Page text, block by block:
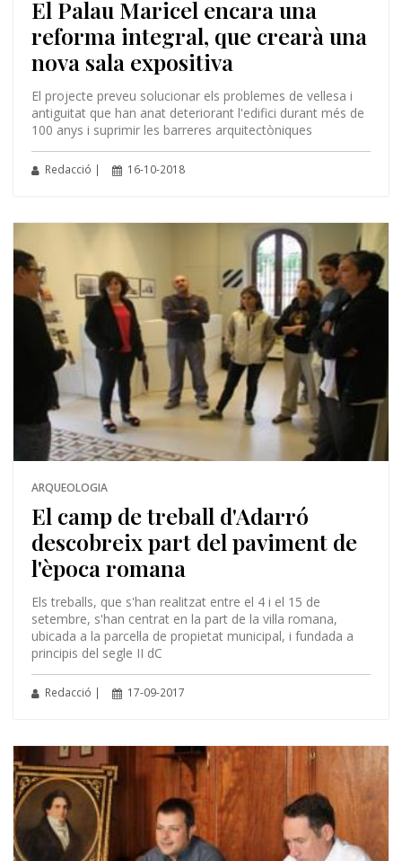
El Palau Maricel encara una
reforma integral, que crearà una
nova sala expositiva
El projecte preveu solucionar els problemes de vellesa i
antiguitat que han anat deteriorant l'edifici durant més de
100 anys i suprimir les barreres arquitectòniques
Redacció | 16-10-2018
ARQUEOLOGIA
El camp de treball d'Adarró
descobreix part del paviment de
l'època romana
Els treballs, que s'han realitzat entre el 4 i el 15 de
setembre, s'han centrat en la part de la vil·la romana,
ubicada a la parcel·la de propietat municipal, i fundada a
principis del segle II dC
Redacció | 17-09-2017